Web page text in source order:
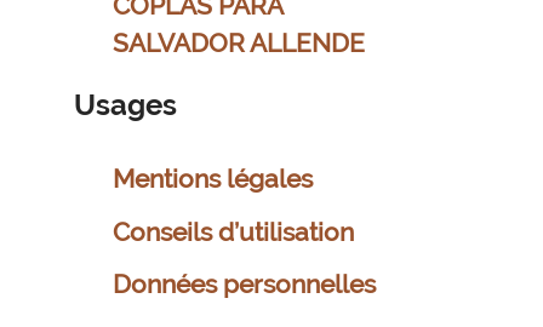
SALVADOR ALLENDE
Usages
Mentions légales
Conseils d’utilisation
Données personnelles